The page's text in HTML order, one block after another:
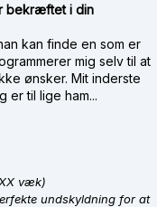
bekræftet i din
kan finde en som er
mig selv til at
ønsker. Mit inderste
til lige ham...
væk)
undskyldning for at